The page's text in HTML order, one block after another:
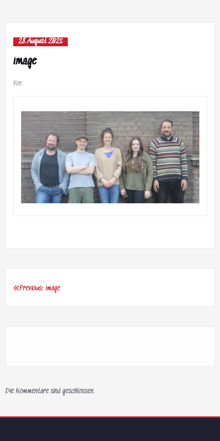
28. August 2025
image
Von
Beitragsnavigation
Previous: image
Die Kommentare sind geschlossen.